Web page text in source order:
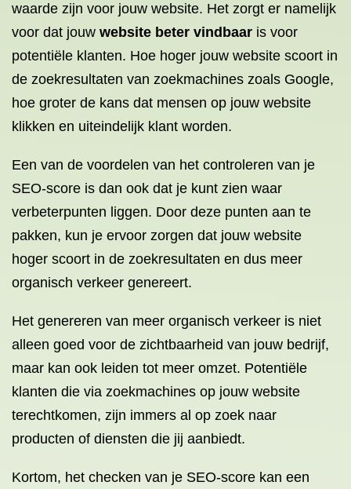
waarde zijn voor jouw website. Het zorgt er namelijk
voor dat jouw website beter vindbaar is voor
potentiële klanten. Hoe hoger jouw website scoort in
de zoekresultaten van zoekmachines zoals Google,
hoe groter de kans dat mensen op jouw website
klikken en uiteindelijk klant worden.
Een van de voordelen van het controleren van je
SEO-score is dan ook dat je kunt zien waar
verbeterpunten liggen. Door deze punten aan te
pakken, kun je ervoor zorgen dat jouw website
hoger scoort in de zoekresultaten en dus meer
organisch verkeer genereert.
Het genereren van meer organisch verkeer is niet
alleen goed voor de zichtbaarheid van jouw bedrijf,
maar kan ook leiden tot meer omzet. Potentiële
klanten die via zoekmachines op jouw website
terechtkomen, zijn immers al op zoek naar
producten of diensten die jij aanbiedt.
Kortom, het checken van je SEO-score kan een